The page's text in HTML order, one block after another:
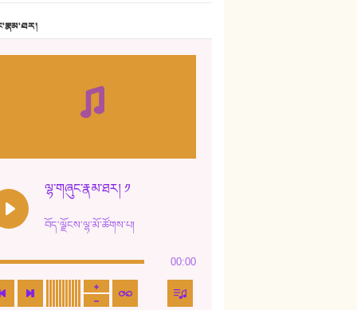
13. ཆུང་འདྲིས། - ཟླ་སྒྲོན།
ཤམ་པ་ལ་ཡི་སྲས་མོ།
ལྷ་གཞུང་རྣམ་ཐར། ༡
བོད་ལྗོངས་ལྷ་མོ་ཚོགས་པ།
00:00